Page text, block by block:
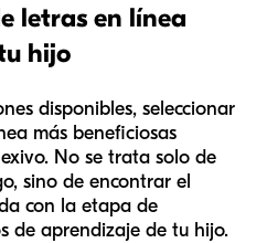
letras en línea
hijo
disponibles, seleccionar
más beneficiosas
No se trata solo de
sino de encontrar el
con la etapa de
de aprendizaje de tu hijo.